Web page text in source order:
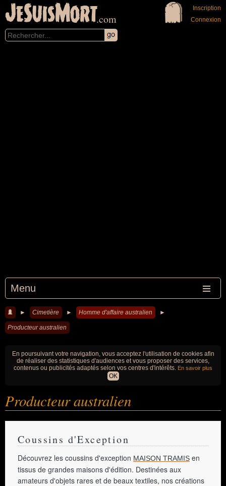
JeSuisMort.com
Menu
Inscription
Connexion
► Cimetière ► Homme d'affaire australien ►
Producteur australien
En poursuivant votre navigation, vous acceptez l'utilisation de cookies afin
de réaliser des statistiques d'audiences et vous proposer des services,
contenus ou publicités adaptés selon vos centres d'intérêts. En savoir plus
OK
Producteur australien
Coussins d'Exception
Découvrez les coussins d'exception MAISON TRAMIS en
tissus de grandes maisons d'édition. Destinées aux
amateurs d'objets rares et de beaux textiles, nos créations